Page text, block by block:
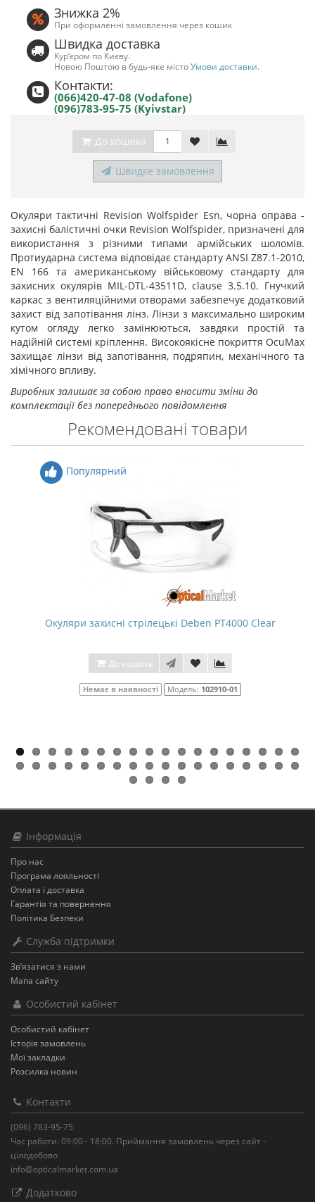
Знижка 2%
При оформленні замовлення через кошик
Швидка доставка
Кур‘єром по Києву.
Новою Поштою в будь-яке містоУмови доставки.
Контакти:
(066)420-47-08 (Vodafone)
(096)783-95-75 (Kyivstar)
До кошика
Швидке замовлення
Окуляри тактичні Revision Wolfspider Esn, чорна оправа -
захисні балістичні очки Revision Wolfspider, призначені для
використання з різними типами армійських шоломів.
Протиударна система відповідає стандарту ANSI Z87.1-2010,
EN 166 та американському військовому стандарту для
захисних окулярів MIL-DTL-43511D, clause 3.5.10. Гнучкий
каркас з вентиляційними отворами забезпечує додатковий
захист від запотівання лінз. Лінзи з максимально широким
кутом огляду легко замінюються, завдяки простій та
надійній системі кріплення. Високоякісне покриття OcuMax
захищає лінзи від запотівання, подряпин, механічного та
хімічного впливу.
Виробник залишає за собою право вносити зміни до
комплектації без попереднього повідомлення
Рекомендовані товари
Популярний
Окуляри захисні стрілецькі Deben PT4000 Clear
До кошика
Немає в наявності Модель: 102910-01
Інформація
Про нас
Програма лояльності
Оплата і доставка
Гарантія та повернення
Політика Безпеки
Служба підтримки
Зв’язатися з нами
Мапа сайту
Особистий кабінет
Особистий кабінет
Історія замовлень
Мої закладки
Розсилка новин
Контакти
(096) 783-95-75
Час работи: 09:00 - 18:00. Приймання замовлень через сайт -
цілодобово
info@opticalmarket.com.ua
Додатково